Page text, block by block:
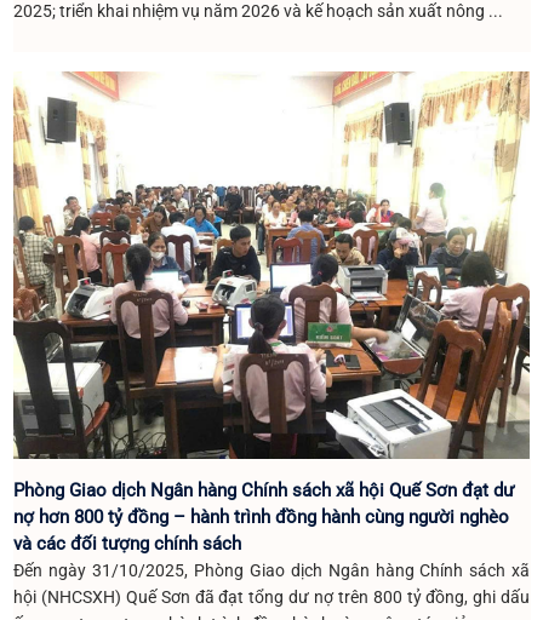
2025; triển khai nhiệm vụ năm 2026 và kế hoạch sản xuất nông ...
Phòng Giao dịch Ngân hàng Chính sách xã hội Quế Sơn đạt dư
nợ hơn 800 tỷ đồng – hành trình đồng hành cùng người nghèo
và các đối tượng chính sách
Đến ngày 31/10/2025, Phòng Giao dịch Ngân hàng Chính sách xã
hội (NHCSXH) Quế Sơn đã đạt tổng dư nợ trên 800 tỷ đồng, ghi dấu